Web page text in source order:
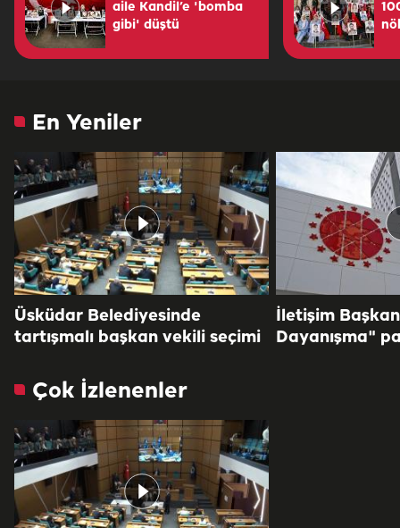
aile Kandil’e 'bomba
gibi' düştü
En Yeniler
Üsküdar Belediyesinde
tartışmalı başkan vekili seçimi
İletişim
Dayanışma"
Çok İzlenenler